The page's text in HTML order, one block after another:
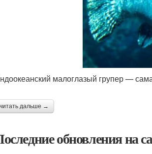
малоглазый групер —
читать дальше →
обновления на